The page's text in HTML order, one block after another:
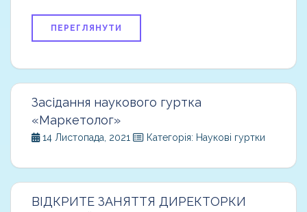
ПЕРЕГЛЯНУТИ
Засідання наукового гуртка
«Маркетолог»
14 Листопада, 2021 Категорія: Наукові гуртки
ВІДКРИТЕ ЗАНЯТТЯ ДИРЕКТОРКИ